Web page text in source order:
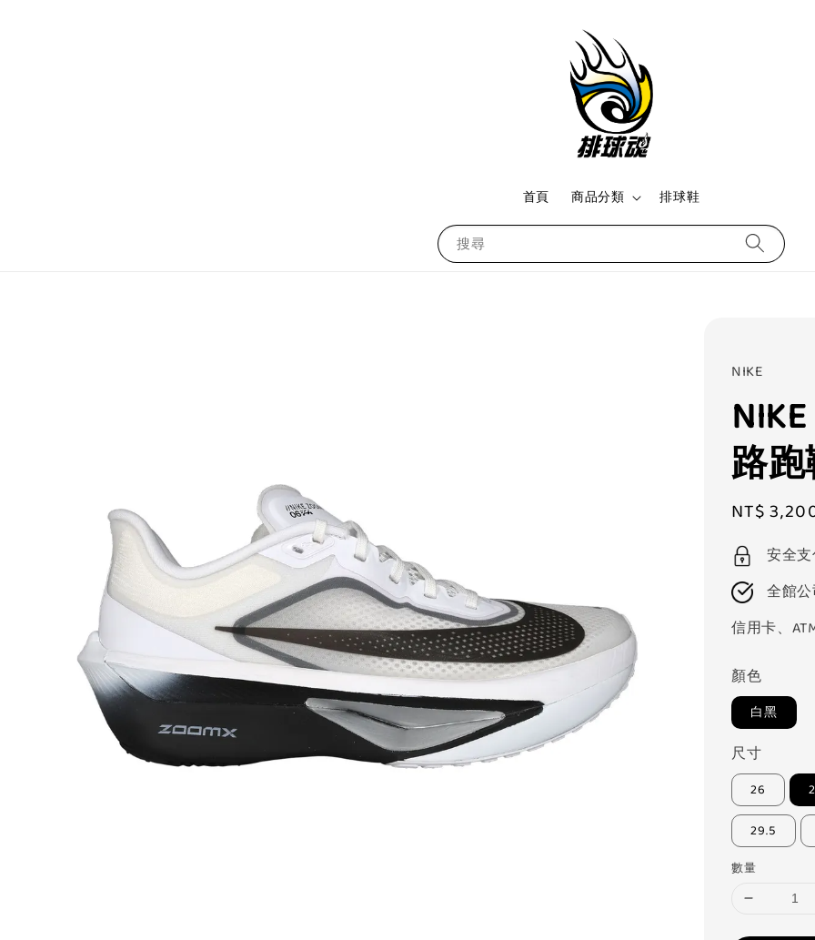
搜尋
首頁 商品分類 排球鞋
NIKE
路
Sale
price
NT$
安全
全館
信用卡、
顏色
白黑
尺寸
26
29.5
數量